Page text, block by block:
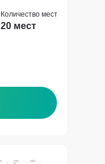
Количество мест
20 мест